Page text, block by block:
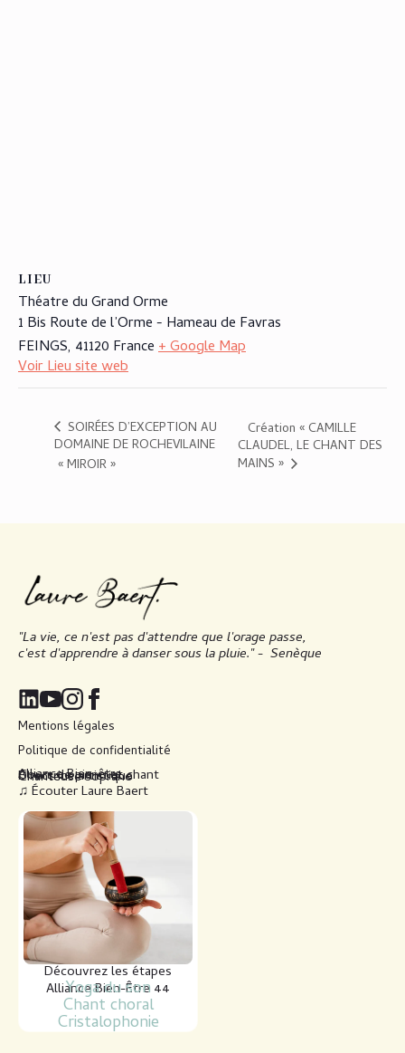
LIEU
Théatre du Grand Orme
1 Bis Route de l’Orme - Hameau de Favras
FEINGS, 41120 France+ Google Map
Voir Lieu site web
SOIRÉES D’EXCEPTION AU
DOMAINE DE ROCHEVILAINE
« MIROIR »
Création « CAMILLE
CLAUDEL, LE CHANT DES
MAINS »
"La vie, ce n'est pas d'attendre que l'orage passe,
c'est d'apprendre à danser sous la pluie." - Senèque
Mentions légales
Politique de confidentialité
Chanteuse soprano
Directrice artistique
Cours de piano et chant
Alliance Bien-être
♫ Écouter Laure Baert
Découvrez les étapes
Alliance Bien-Être 44
Yoga du son
Chant choral
Cristalophonie